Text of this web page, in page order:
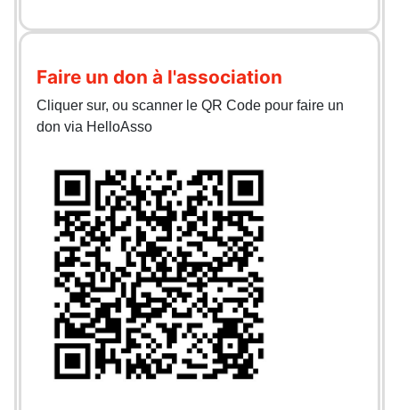
Faire un don à l'association
Cliquer sur, ou scanner le QR Code pour faire un
don via HelloAsso